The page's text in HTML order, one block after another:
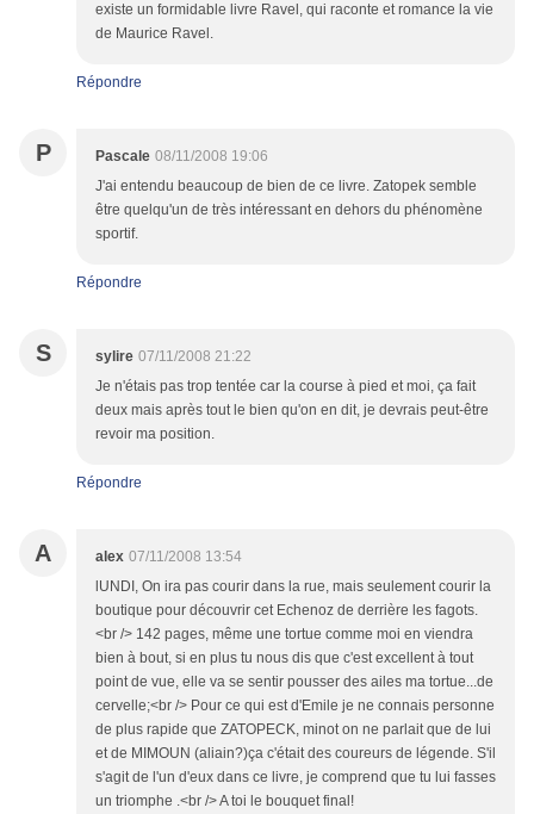
existe un formidable livre Ravel, qui raconte et romance la vie
de Maurice Ravel.
Répondre
P Pascale 08/11/2008 19:06
J'ai entendu beaucoup de bien de ce livre. Zatopek semble
être quelqu'un de très intéressant en dehors du phénomène
sportif.
Répondre
S sylire 07/11/2008 21:22
Je n'étais pas trop tentée car la course à pied et moi, ça fait
deux mais après tout le bien qu'on en dit, je devrais peut-être
revoir ma position.
Répondre
A alex 07/11/2008 13:54
lUNDI, On ira pas courir dans la rue, mais seulement courir la
boutique pour découvrir cet Echenoz de derrière les fagots.
<br /> 142 pages, même une tortue comme moi en viendra
bien à bout, si en plus tu nous dis que c'est excellent à tout
point de vue, elle va se sentir pousser des ailes ma tortue...de
cervelle;<br /> Pour ce qui est d'Emile je ne connais personne
de plus rapide que ZATOPECK, minot on ne parlait que de lui
et de MIMOUN (aliain?)ça c'était des coureurs de légende. S'il
s'agit de l'un d'eux dans ce livre, je comprend que tu lui fasses
un triomphe .<br /> A toi le bouquet final!